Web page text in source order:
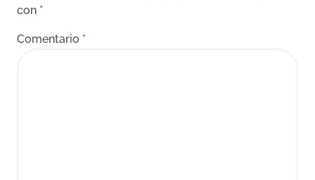
con *
Comentario *